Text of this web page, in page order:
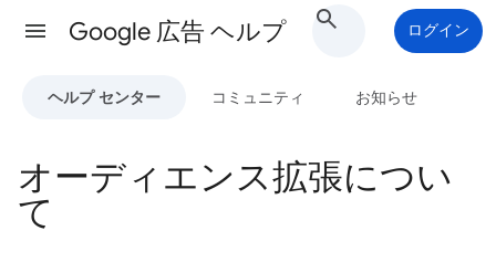
Google 広告 ヘルプ ログイン
ヘルプ センター コミュニティ お知らせ
オーディエンス拡張につい
て